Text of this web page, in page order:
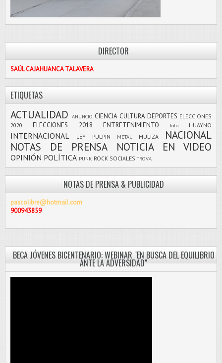
DIRECTOR
SAÚL CAJAHUANCA TALAVERA
ETIQUETAS
ACTUALIDAD ANUNCIO CIENCIA CULTURA DEPORTES ELECCIONES
2020
ELECCIONES 2018 ENTRETENIMIENTO foto HUAYNO
INTERNACIONAL LEY PULPÍN METAL MULIZA
NACIONAL
NOTAS DE PRENSA
NOTICIA EN VIDEO
OPINIÓN POLÍTICA PUNK ROCK SOCIALES TROVA
NOTAS DE PRENSA & PUBLICIDAD
pascolibre@hotmail.com
900943859
BECA JÓVENES BICENTENARIO: WEBINAR "EN BUSCA DEL EQUILIBRIO
ANTE LA ADVERSIDAD"